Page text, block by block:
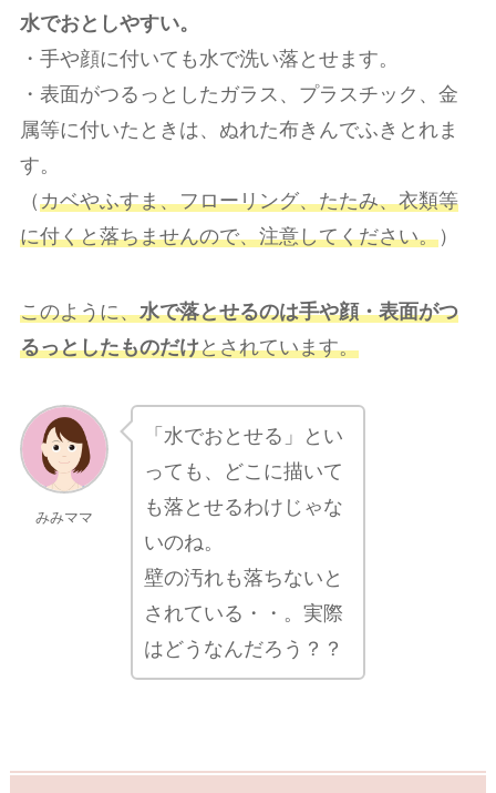
水でおとしやすい。
・手や顔に付いても水で洗い落とせます。
・表面がつるっとしたガラス、プラスチック、金
属等に付いたときは、ぬれた布きんでふきとれま
す。
（カベやふすま、フローリング、たたみ、衣類等
に付くと落ちませんので、注意してください。）
このように、水で落とせるのは手や顔・表面がつ
るっとしたものだけとされています。
みみママ
「水でおとせる」とい
っても、どこに描いて
も落とせるわけじゃな
いのね。
壁の汚れも落ちないと
されている・・。実際
はどうなんだろう？？